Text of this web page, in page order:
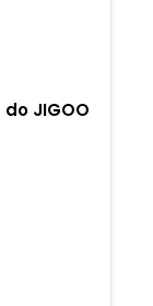
JIGOO